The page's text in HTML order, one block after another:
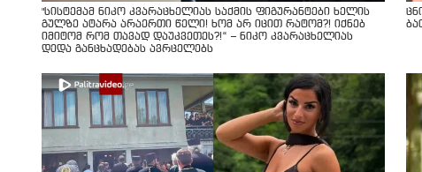
"სისტემამ ნიკო კვარაცხელიას საქმის ფიგურანტები ხელის
გულზე ატარა არაერთი წელი! ხომ არ იცით რატომ?! იქნებ
იმიტომ რომ თავად დაუკვეთეს?!“ – ნიკო კვარაცხელიას
დედა განცხადებას ავრცელებს